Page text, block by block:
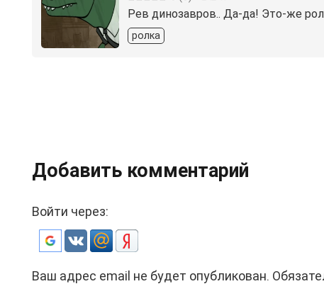
Рев динозавров.. Да-да! Это-же
ролка
Добавить комментарий
Войти через:
Ваш адрес email не будет опубликован.